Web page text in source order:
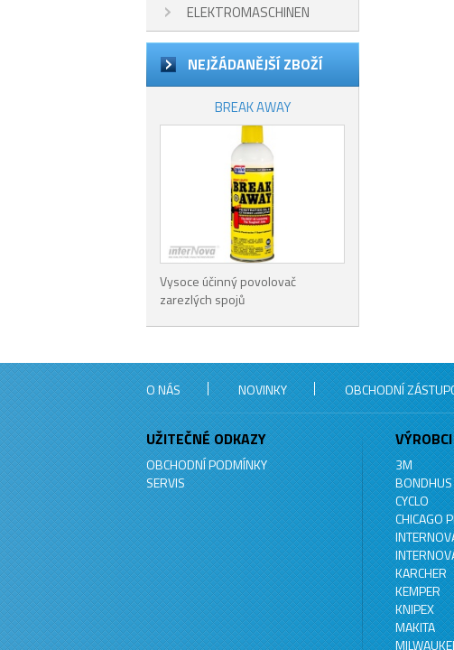
ELEKTROMASCHINEN
NEJŽÁDANĚJŠÍ ZBOŽÍ
BREAK AWAY
Vysoce účinný povolovač
zarezlých spojů
O NÁS NOVINKY OBCHODNÍ
UŽITEČNÉ ODKAZY
OBCHODNÍ PODMÍNKY
SERVIS
VÝROBCI
3M
BONDHUS
CYCLO
CHICAGO
KARCHER
KEMPER
KNIPEX
MAKITA